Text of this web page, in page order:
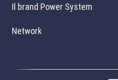
Il brand Power System
Network